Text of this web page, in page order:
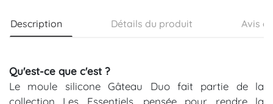
Description Détails du produit Avis
Qu'est-ce que c'est ?
Le moule silicone Gâteau Duo fait partie de la
collection Les Essentiels, pensée pour rendre la